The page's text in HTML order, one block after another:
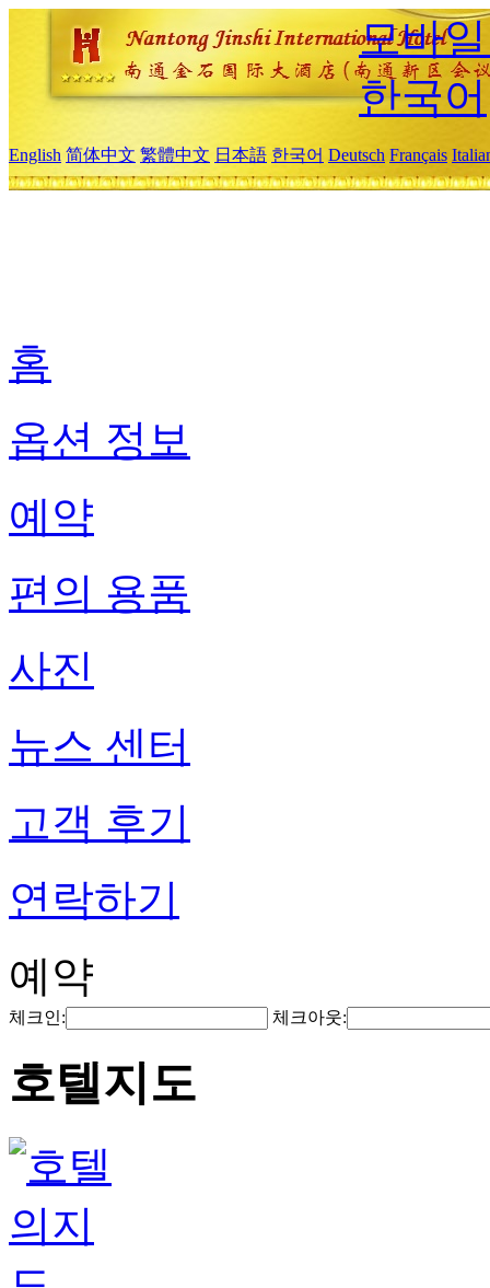
모바
한국어
English 简体中文 繁體中文 日本語 한국어 Deutsch Français
홈
옵션 정보
예약
편의 용품
사진
뉴스 센터
고객 후기
연락하기
예약
체크인: 체크아웃:
호텔지도